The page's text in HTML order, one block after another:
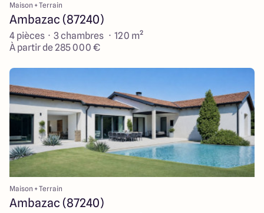
Maison + Terrain
Ambazac (87240)
4 pièces · 3 chambres · 120 m²
À partir de 285 000 €
Maison + Terrain
Ambazac (87240)